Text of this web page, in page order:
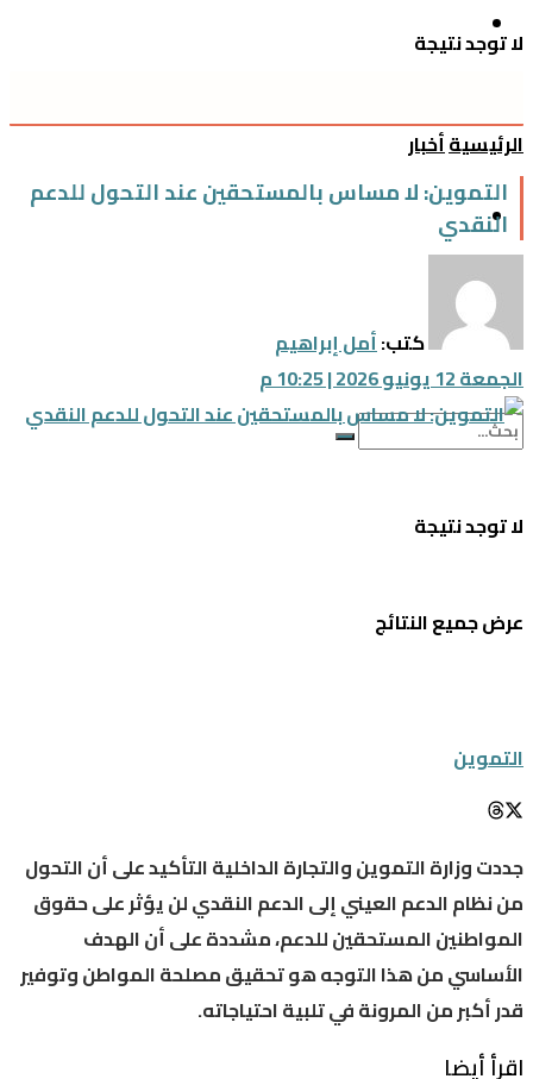
لا توجد نتيجة
العالم
فلسطين
رياضة
لا توجد نتيجة
عرض جميع النتائج
الرئيسيةأخبار
التموين: لا مساس بالمستحقين عند التحول للدعم
النقدي
كتب:أمل إبراهيم
الجمعة 12 يونيو 2026 | 10:25 م
التموين
جددت وزارة التموين والتجارة الداخلية التأكيد على أن التحول
من نظام الدعم العيني إلى الدعم النقدي لن يؤثر على حقوق
المواطنين المستحقين للدعم، مشددة على أن الهدف
الأساسي من هذا التوجه هو تحقيق مصلحة المواطن وتوفير
قدر أكبر من المرونة في تلبية احتياجاته.
اقرأ أيضا